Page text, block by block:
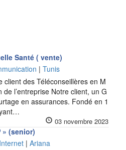
Santé ( vente)
| Tunis
client des Téléconseillères en M
l’entreprise Notre client, un G
en assurances. Fondé en 1
03 novembre 2023
» (senior)
| Ariana